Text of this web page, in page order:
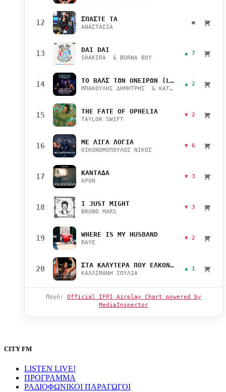
12 ΣΠΑΣΤΕ ΤΑ
ΑΝΑΣΤΑΣΙΑ
●
13 DAI DAI
SHAKIRA & BURNA BOY
▲ 7
14 ΤΟ ΒΑΛΣ ΤΩΝ ΟΝΕΙΡΩΝ (LIVE)
ΜΠΑΚΟΥΛΗΣ ΔΗΜΗΤΡΗΣ & ΚΑΤΣΙΜΙΧΑ ΜΑΡΙΑΝΑ
▲ 2
15 THE FATE OF OPHELIA
TAYLOR SWIFT
▼ 2
16 ΜΕ ΛΙΓΑ ΛΟΓΙΑ
ΟΙΚΟΝΟΜΟΠΟΥΛΟΣ ΝΙΚΟΣ
▼ 6
17 ΚΑΝΤΑΔΑ
APON
▼ 3
18 I JUST MIGHT
BRUNO MARS
▼ 3
19 WHERE IS MY HUSBAND
RAYE
▼ 2
20 ΣΤΑ ΚΑΛΥΤΕΡΑ ΠΟΥ ΕΛΚΟΝΤΑΙ
ΚΑΛΛΙΜΑΝΗ ΙΟΥΛΙΑ
▲ 1
Πηγή: Official IFPI Airplay Chart powered by
MediaInspector
CITY FM
LISTEN LIVE!
ΠΡΟΓΡΑΜΜΑ
ΡΑΔΙΟΦΩΝΙΚΟΙ ΠΑΡΑΓΩΓΟΙ